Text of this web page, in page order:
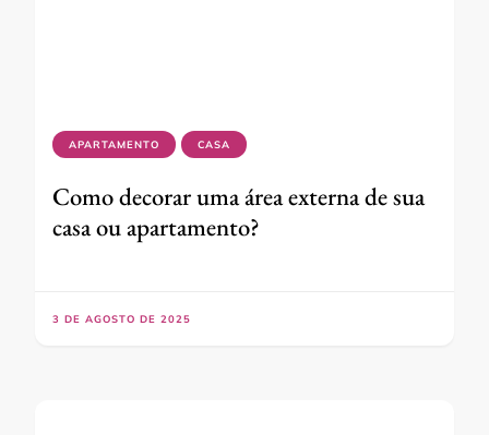
APARTAMENTO CASA
Como decorar uma área externa de sua
casa ou apartamento?
3 DE AGOSTO DE 2025